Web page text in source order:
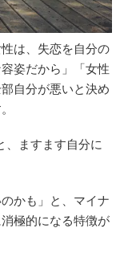
は、失恋を自分の
姿だから」「女性
自分が悪いと決め
、ますます自分に
かも」と、マイナ
極的になる特徴が